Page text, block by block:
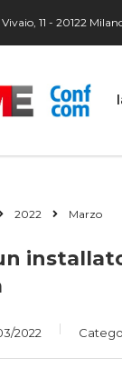
11 - 20122
2022 Marzo
2022